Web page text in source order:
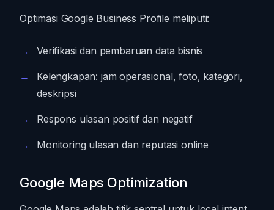
Optimasi Google Business Profile meliputi:
Verifikasi dan pembaruan data bisnis
Kelengkapan: jam operasional, foto, kategori,
deskripsi
Respons ulasan positif dan negatif
Monitoring ulasan dan reputasi online
Google Maps Optimization